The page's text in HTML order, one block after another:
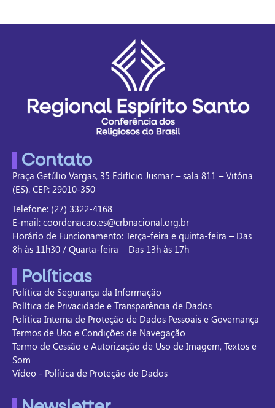
Contato
Praça Getúlio Vargas, 35 Edifício Jusmar – sala 811 – Vitória
(ES). CEP: 29010-350
Telefone: (27) 3322-4168
E-mail: coordenacao.es@crbnacional.org.br
Horário de Funcionamento: Terça-feira e quinta-feira – Das
8h às 11h30 / Quarta-feira – Das 13h às 17h
Políticas
Política de Segurança da Informação
Política de Privacidade e Transparência de Dados
Política Interna de Proteção de Dados Pessoais e Governança
Termos de Uso e Condições de Navegação
Termo de Cessão e Autorização de Uso de Imagem, Textos e
Som
Vídeo - Política de Proteção de Dados